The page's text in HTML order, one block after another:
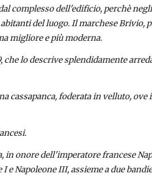
complesso dell'edificio, perchè
del luogo. Il marchese Brivio,
migliore e più moderna.
lo descrive splendidamente
cassapanca, foderata in velluto, ove
in onore dell'imperatore francese
e Napoleone III, assieme a due